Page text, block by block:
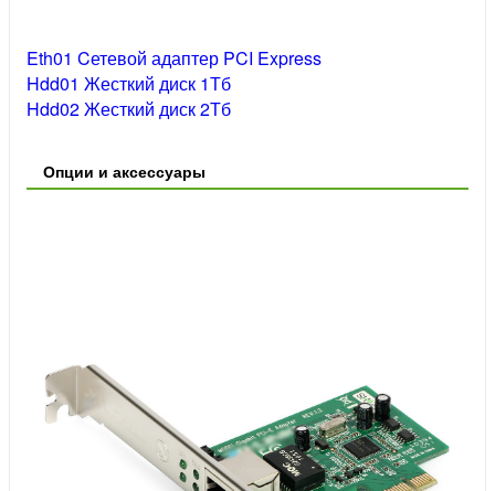
Eth01 Cетевой адаптер PCI Express
Hdd01 Жесткий диск 1Тб
Hdd02 Жесткий диск 2Тб
Опции и аксессуары